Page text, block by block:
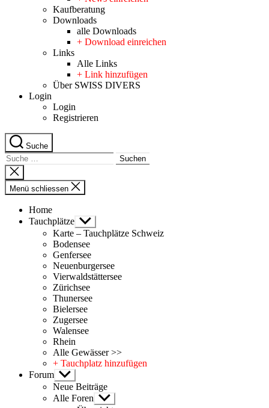
Kaufberatung
Downloads
alle Downloads
+ Download einreichen
Links
Alle Links
+ Link hinzufügen
Über SWISS DIVERS
Login
Login
Registrieren
Suche
Suche
nach:
Suche
schliessen
Menü schliessen
Home
Tauchplätze Untermenü
anzeigen
Karte – Tauchplätze Schweiz
Bodensee
Genfersee
Neuenburgersee
Vierwaldstättersee
Zürichsee
Thunersee
Bielersee
Zugersee
Walensee
Rhein
Alle Gewässer >>
+ Tauchplatz hinzufügen
Forum Untermenü
anzeigen
Neue Beiträge
Alle Foren Untermenü